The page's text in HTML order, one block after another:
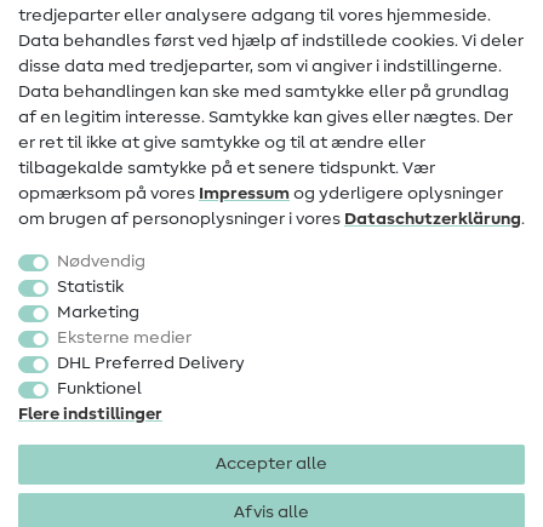
Kontakt
Information om ændring af operatør
FAQ
Fortrydelsesret
Populært
Sytilbehør
Udsalg
tredjeparter eller analysere adgang til vores hjemmeside.
Data behandles først ved hjælp af indstillede cookies. Vi deler
disse data med tredjeparter, som vi angiver i indstillingerne.
Data behandlingen kan ske med samtykke eller på grundlag
af en legitim interesse. Samtykke kan gives eller nægtes. Der
er ret til ikke at give samtykke og til at ændre eller
tilbagekalde samtykke på et senere tidspunkt. Vær
opmærksom på vores Impressum og yderligere oplysninger
om brugen af personoplysninger i vores Data­schutz­erklärung.
Nødvendig
Statistik
Marketing
Eksterne medier
DHL Preferred Delivery
Funktionel
Flere indstillinger
Accepter alle
Afvis alle
Impressum Databeskyttelse
AGB